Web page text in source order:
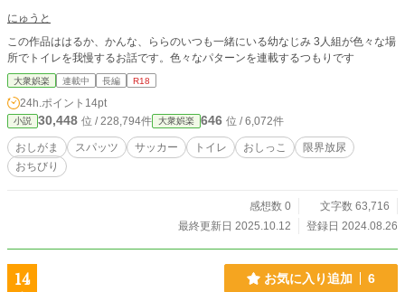
にゅうと
この作品ははるか、かんな、ららのいつも一緒にいる幼なじみ 3人組が色々な場
所でトイレを我慢するお話です。色々なパターンを連載するつもりです
大衆娯楽 連載中 長編 R18
24h.ポイント 14pt
小説 30,448 位 / 228,794件 大衆娯楽 646 位 / 6,072件
おしがま スパッツ サッカー トイレ おしっこ
限界放尿
おちびり
感想数 0
文字数 63,716
最終更新日 2025.10.12
登録日 2024.08.26
14 お気に入り追加 6